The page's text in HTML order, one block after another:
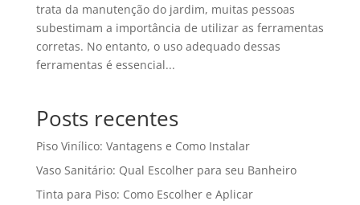
trata da manutenção do jardim, muitas pessoas
subestimam a importância de utilizar as ferramentas
corretas. No entanto, o uso adequado dessas
ferramentas é essencial...
Posts recentes
Piso Vinílico: Vantagens e Como Instalar
Vaso Sanitário: Qual Escolher para seu Banheiro
Tinta para Piso: Como Escolher e Aplicar